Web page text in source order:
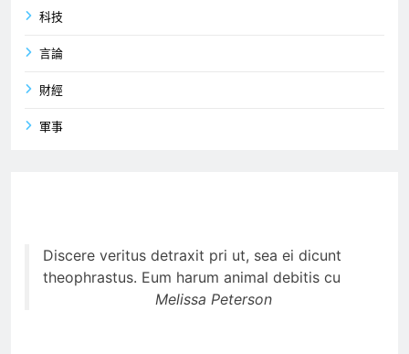
科技
言論
財經
軍事
Discere veritus detraxit pri ut, sea ei dicunt
theophrastus. Eum harum animal debitis cu
Melissa Peterson